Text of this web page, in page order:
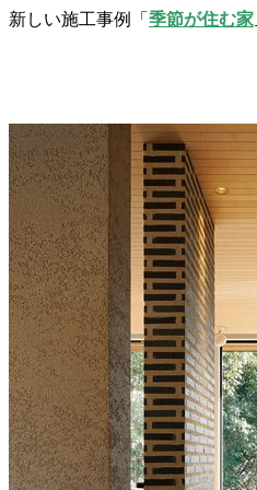
新しい施工事例「 季節が住む家